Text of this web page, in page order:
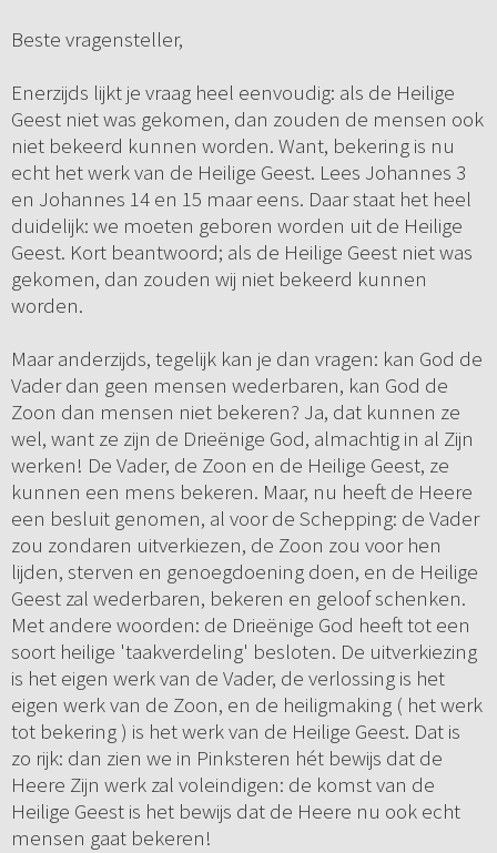
Beste vragensteller,
Enerzijds lijkt je vraag heel eenvoudig: als de Heilige
Geest niet was gekomen, dan zouden de mensen ook
niet bekeerd kunnen worden. Want, bekering is nu
echt het werk van de Heilige Geest. Lees Johannes 3
en Johannes 14 en 15 maar eens. Daar staat het heel
duidelijk: we moeten geboren worden uit de Heilige
Geest. Kort beantwoord; als de Heilige Geest niet was
gekomen, dan zouden wij niet bekeerd kunnen
worden.
Maar anderzijds, tegelijk kan je dan vragen: kan God de
Vader dan geen mensen wederbaren, kan God de
Zoon dan mensen niet bekeren? Ja, dat kunnen ze
wel, want ze zijn de Drieënige God, almachtig in al Zijn
werken! De Vader, de Zoon en de Heilige Geest, ze
kunnen een mens bekeren. Maar, nu heeft de Heere
een besluit genomen, al voor de Schepping: de Vader
zou zondaren uitverkiezen, de Zoon zou voor hen
lijden, sterven en genoegdoening doen, en de Heilige
Geest zal wederbaren, bekeren en geloof schenken.
Met andere woorden: de Drieënige God heeft tot een
soort heilige 'taakverdeling' besloten. De uitverkiezing
is het eigen werk van de Vader, de verlossing is het
eigen werk van de Zoon, en de heiligmaking ( het werk
tot bekering ) is het werk van de Heilige Geest. Dat is
zo rijk: dan zien we in Pinksteren hét bewijs dat de
Heere Zijn werk zal voleindigen: de komst van de
Heilige Geest is het bewijs dat de Heere nu ook echt
mensen gaat bekeren!